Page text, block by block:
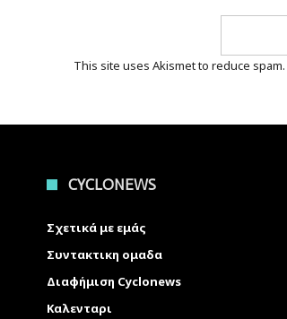
This site uses Akismet to reduce spam.
CYCLONEWS
Σχετικά με εμάς
Συντακτικη ομαδα
Διαφήμιση Cyclonews
Καλενταρι